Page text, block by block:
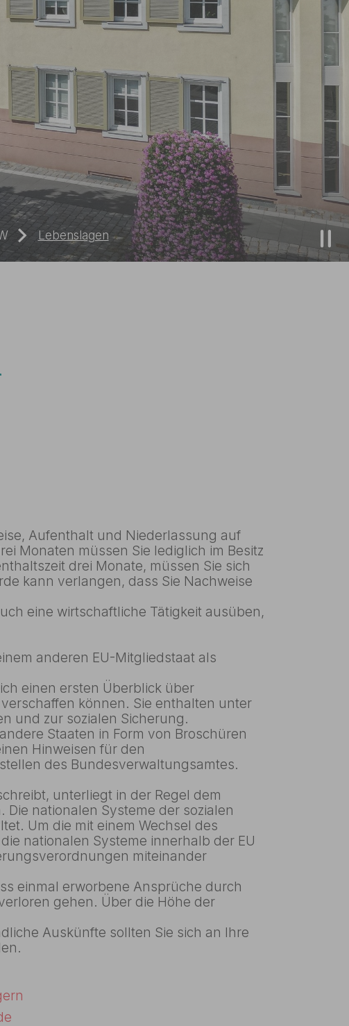
Lebenslagen
Aufenthalt und Niederlassung auf
Monaten müssen Sie lediglich im Besitz
drei Monate, müssen Sie sich
kann verlangen, dass Sie Nachweise
eine wirtschaftliche Tätigkeit ausüben,
anderen EU-Mitgliedstaat als
einen ersten Überblick über
können. Sie enthalten unter
und zur sozialen Sicherung.
Staaten in Form von Broschüren
Hinweisen für den
des Bundesverwaltungsamtes.
unterliegt in der Regel dem
nationalen Systeme der sozialen
Um die mit einem Wechsel des
nationalen Systeme innerhalb der EU
miteinander
einmal erworbene Ansprüche durch
gehen. Über die Höhe der
Auskünfte sollten Sie sich an Ihre